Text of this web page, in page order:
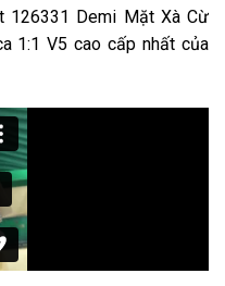
126331 Demi Mặt Xà Cừ
1:1 V5 cao cấp nhất của